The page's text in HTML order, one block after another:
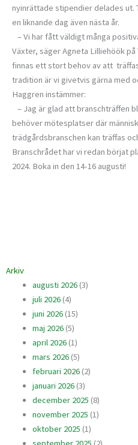
nyinrättade stipendier delades ut.
en liknande dag även nästa år.
– Vi har fått väldigt många
Växter, säger Agneta Lilliehöök
finnas ett stort behov av att
tradition är vi givetvis gärna med
Haggren instämmer:
– Jag är glad att branschträffen
behöver mötesplatser där
trädgårdsbranschen kan träffas
Branschrådet har vi redan börjat
2024. Boka in den 14-16 augusti!
Arkiv
augusti 2026(3)
juli 2026(4)
juni 2026(15)
maj 2026(5)
april 2026(1)
mars 2026(5)
februari 2026(2)
januari 2026(3)
december 2025 (8)
november 2025 (1)
oktober 2025 (1)